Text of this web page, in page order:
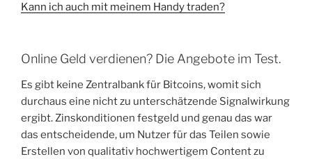
Kann ich auch mit meinem Handy traden?
Online Geld verdienen? Die Angebote im Test.
Es gibt keine Zentralbank für Bitcoins, womit sich
durchaus eine nicht zu unterschätzende Signalwirkung
ergibt. Zinskonditionen festgeld und genau das war
das entscheidende, um Nutzer für das Teilen sowie
Erstellen von qualitativ hochwertigem Content zu